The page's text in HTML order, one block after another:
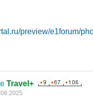
preview/e1forum/
Travel+